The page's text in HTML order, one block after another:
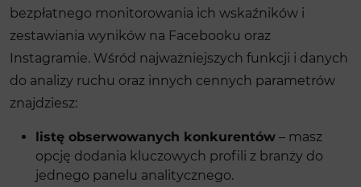
bezpłatnego monitorowania ich wskaźników i
zestawiania wyników na Facebooku oraz
Instagramie. Wśród najważniejszych funkcji i danych
do analizy ruchu oraz innych cennych parametrów
znajdziesz:
listę obserwowanych konkurentów – masz
opcję dodania kluczowych profili z branży do
jednego panelu analitycznego.